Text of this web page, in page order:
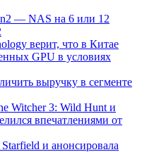
— NAS на 6 или 12
верит, что в Китае
GPU в условиях
выручку в сегменте
Witcher 3: Wild Hunt и
впечатлениями от
и анонсировала